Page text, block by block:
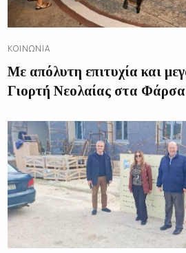
ΚΟΙΝΩΝΊΑ
Με απόλυτη επιτυχία και
Γιορτή Νεολαίας στα Φάρσα